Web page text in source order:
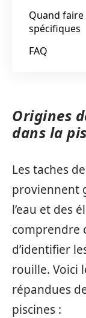
Quand
spécifiques
FAQ
Origines
dans la
Les taches
proviennent
l’eau et des
comprendre
d’identifier
rouille. Voici
répandues
piscines :